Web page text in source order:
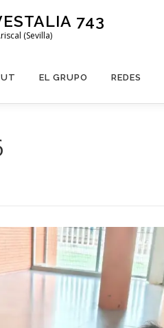
743
(Sevilla)
EL GRUPO REDES